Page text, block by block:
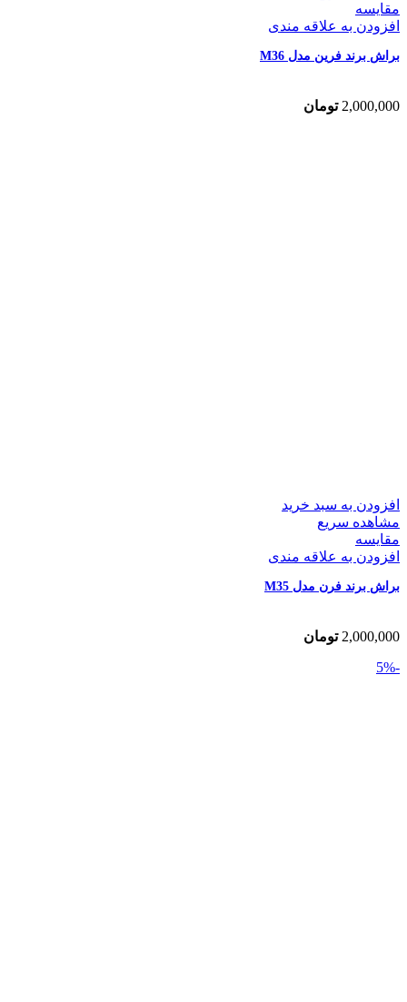
مقایسه
افزودن به علاقه مندی
براش برند فرین مدل M36
2,000,000 تومان
افزودن به سبد خرید
مشاهده سریع
مقایسه
افزودن به علاقه مندی
براش برند فرن مدل M35
2,000,000 تومان
-5%